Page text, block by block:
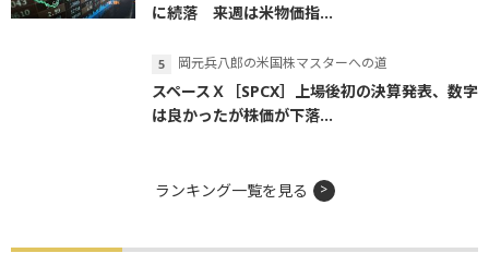
に続落 来週は米物価指...
岡元兵八郎の米国株マスターへの道
スペースＸ［SPCX］上場後初の決算発表、数字
は良かったが株価が下落...
ランキング一覧を見る